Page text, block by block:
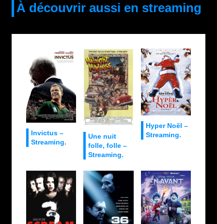
À découvrir aussi en streaming
Invictus –
Streaming.
Une nuit
folle, folle –
Streaming.
Hyper Noël –
Streaming.